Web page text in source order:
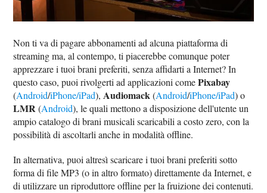
Non ti va di pagare abbonamenti ad alcuna piattaforma di
streaming ma, al contempo, ti piacerebbe comunque poter
apprezzare i tuoi brani preferiti, senza affidarti a Internet? In
questo caso, puoi rivolgerti ad applicazioni comePixabay
(Android/iPhone/iPad),Audiomack(Android/iPhone/iPad) o
LMR(Android), le quali mettono a disposizione dell'utente un
ampio catalogo di brani musicali scaricabili a costo zero, con la
possibilità di ascoltarli anche in modalità offline.
In alternativa, puoi altresì scaricare i tuoi brani preferiti sotto
forma di file MP3 (o in altro formato) direttamente da Internet, e
di utilizzare un riproduttore offline per la fruizione dei contenuti.